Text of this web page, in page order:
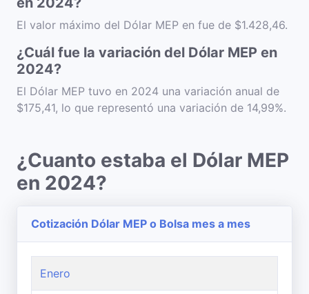
El valor máximo del Dólar MEP en fue de $1.428,46.
¿Cuál fue la variación del Dólar MEP en
2024?
El Dólar MEP tuvo en 2024 una variación anual de
$175,41, lo que representó una variación de 14,99%.
¿Cuanto estaba el Dólar MEP
en 2024?
Cotización Dólar MEP o Bolsa mes a mes
Enero